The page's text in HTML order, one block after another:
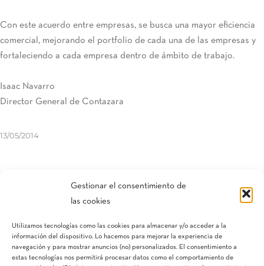
Gestionar el consentimiento de
las cookies
Utilizamos tecnologías como las cookies para almacenar y/o acceder a la
información del dispositivo. Lo hacemos para mejorar la experiencia de
navegación y para mostrar anuncios (no) personalizados. El consentimiento a
estas tecnologías nos permitirá procesar datos como el comportamiento de
Con este acuerdo entre empresas, se busca una mayor eficiencia
comercial, mejorando el portfolio de cada una de las empresas y
fortaleciendo a cada empresa dentro de ámbito de trabajo.
Isaac Navarro
Director General de Contazara
13/05/2014